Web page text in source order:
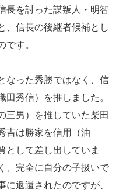
長を討った謀叛人・明智
、信長の後継者候補とし
です。
なった秀勝ではなく、信
秀信）を推しました。
三男）を推していた柴田
吉は勝家を信用（油
として差し出していま
、完全に自分の子扱いで
返還されたのですが、